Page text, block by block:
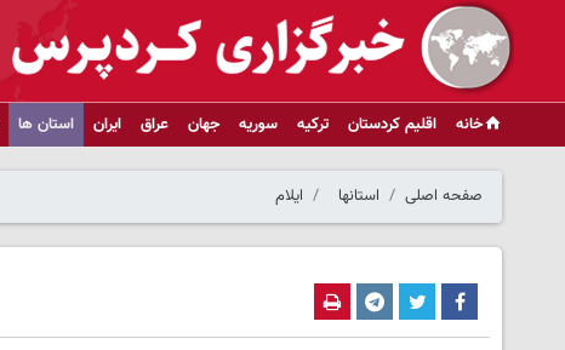
خانه اقلیم کردستان ترکیه سوریه جهان عراق ایران استان ها
صفحه اصلی استانها ایلام